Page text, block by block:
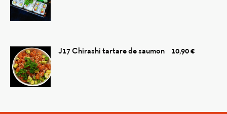
J17 Chirashi tartare de saumon 10,90 €